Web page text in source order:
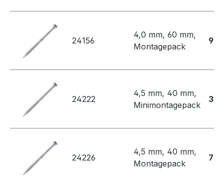
24156
4,0 mm, 60 mm,
Montagepack
24222
4,5 mm, 40 mm,
Minimontagepack
24226
4,5 mm, 40 mm,
Montagepack